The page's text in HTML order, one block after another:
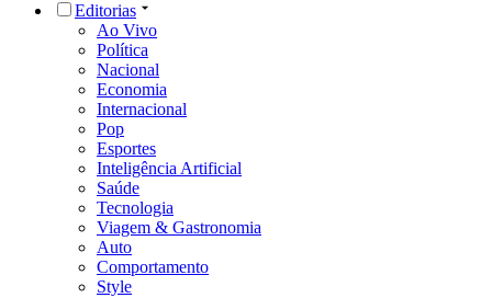
Editorias
Ao Vivo
Política
Nacional
Economia
Internacional
Pop
Esportes
Inteligência Artificial
Saúde
Tecnologia
Viagem & Gastronomia
Auto
Comportamento
Style